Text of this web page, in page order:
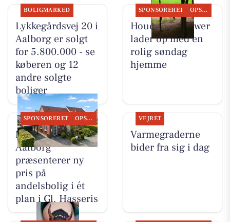
BOLIGMARKED
Lykkegårdsvej 20 i
Aalborg er solgt
for 5.800.000 - se
køberen og 12
andre solgte
boliger
SPONSORERET OPSLAGSTAVLEN
Houen Life Power
lader op med en
rolig søndag
hjemme
SPONSORERET OPSLAGSTAVLEN
Mæglerhuset
Aalborg
præsenterer ny
pris på
andelsbolig i ét
plan i Gl. Hasseris
VEJRET
Varmegraderne
bider fra sig i dag